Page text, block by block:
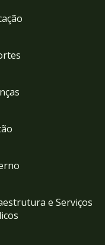
e Serviços